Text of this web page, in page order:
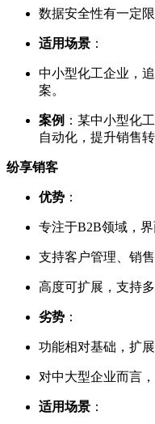
数据安全性有一定限
适用场景 ：
中小型化工企业，
案。
案例 ：某中小型化
自动化，提升销售转
纷享销客
优势 ：
专注于B2B领域，
支持客户管理、销
高度可扩展，支持多
劣势 ：
功能相对基础，扩展
对中大型企业而言
适用场景 ：